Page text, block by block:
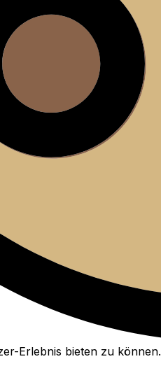
Erlebnis bieten zu können.